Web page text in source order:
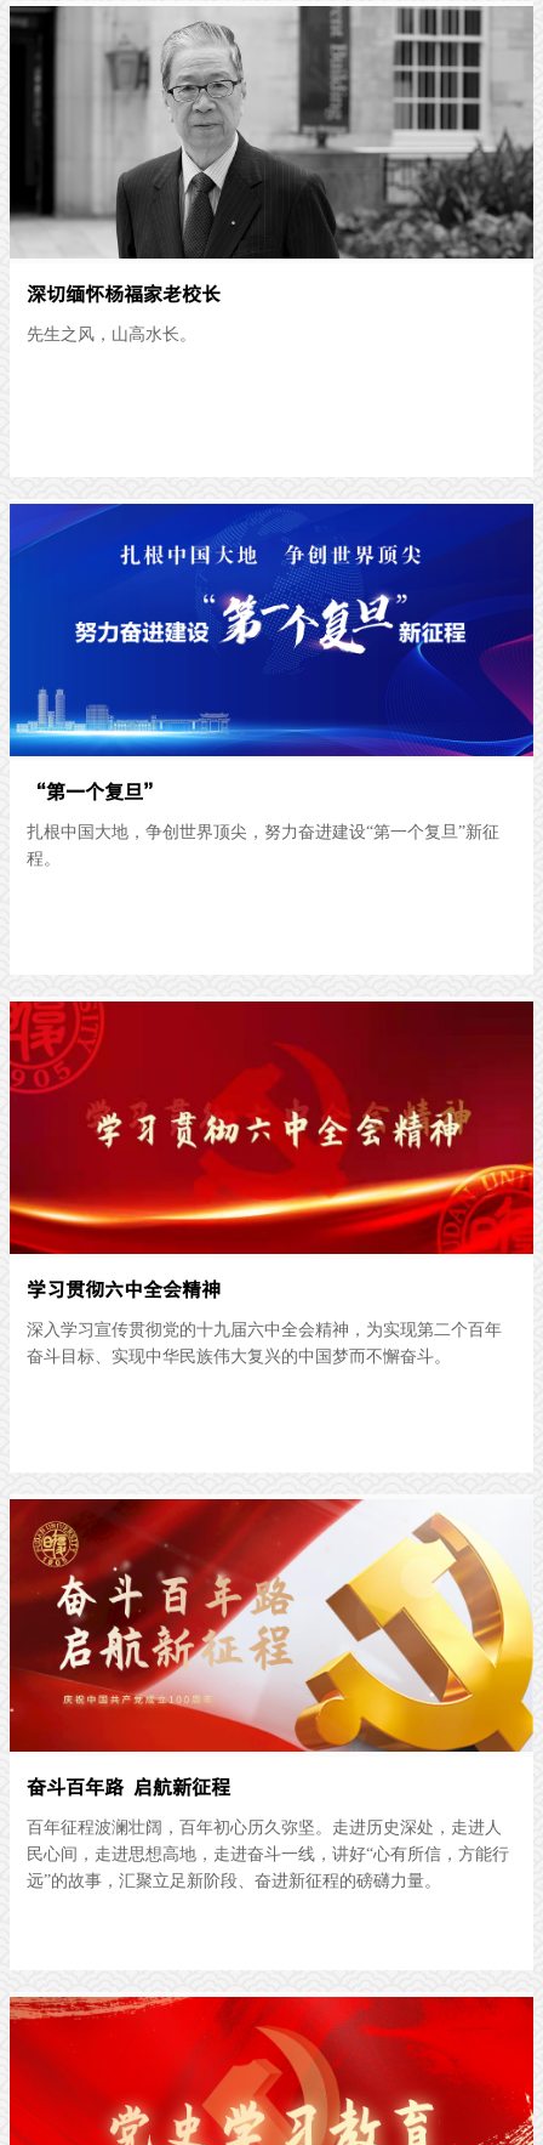
深切缅怀杨福家老校长
先生之风，山高水长。
“第一个复旦”
扎根中国大地，争创世界顶尖，努力奋进建设“第一个复旦”新征
程。
学习贯彻六中全会精神
深入学习宣传贯彻党的十九届六中全会精神，为实现第二个百年
奋斗目标、实现中华民族伟大复兴的中国梦而不懈奋斗。
奋斗百年路 启航新征程
百年征程波澜壮阔，百年初心历久弥坚。走进历史深处，走进人
民心间，走进思想高地，走进奋斗一线，讲好“心有所信，方能行
远”的故事，汇聚立足新阶段、奋进新征程的磅礴力量。